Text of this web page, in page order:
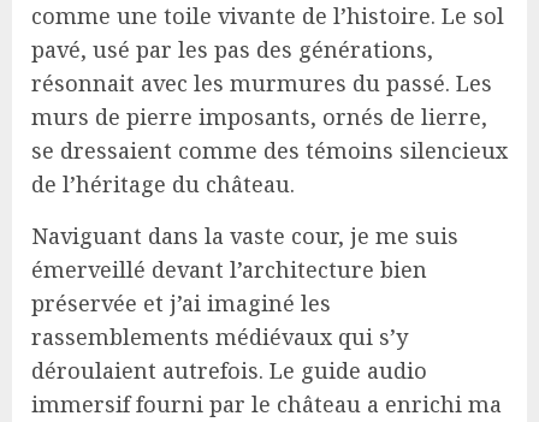
comme une toile vivante de l’histoire. Le sol
pavé, usé par les pas des générations,
résonnait avec les murmures du passé. Les
murs de pierre imposants, ornés de lierre,
se dressaient comme des témoins silencieux
de l’héritage du château.
Naviguant dans la vaste cour, je me suis
émerveillé devant l’architecture bien
préservée et j’ai imaginé les
rassemblements médiévaux qui s’y
déroulaient autrefois. Le guide audio
immersif fourni par le château a enrichi ma